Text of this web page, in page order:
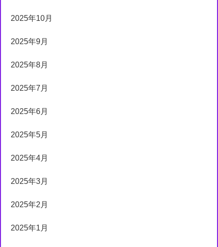
2025年10月
2025年9月
2025年8月
2025年7月
2025年6月
2025年5月
2025年4月
2025年3月
2025年2月
2025年1月